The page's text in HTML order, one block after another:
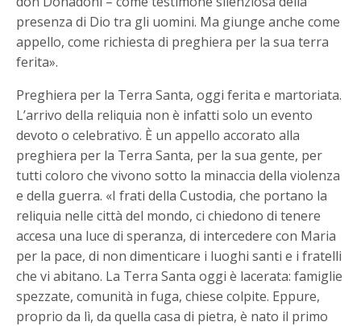
presenza di Dio tra gli uomini. Ma giunge anche come
appello, come richiesta di preghiera per la sua terra
ferita».
Preghiera per la Terra Santa, oggi ferita e martoriata.
L’arrivo della reliquia non è infatti solo un evento
devoto o celebrativo. È un appello accorato alla
preghiera per la Terra Santa, per la sua gente, per
tutti coloro che vivono sotto la minaccia della violenza
e della guerra. «I frati della Custodia, che portano la
reliquia nelle città del mondo, ci chiedono di tenere
accesa una luce di speranza, di intercedere con Maria
per la pace, di non dimenticare i luoghi santi e i fratelli
che vi abitano. La Terra Santa oggi è lacerata: famiglie
spezzate, comunità in fuga, chiese colpite. Eppure,
proprio da lì, da quella casa di pietra, è nato il primo